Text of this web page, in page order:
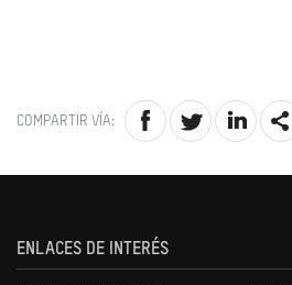
COMPARTIR VÍA:
ENLACES DE INTERÉS